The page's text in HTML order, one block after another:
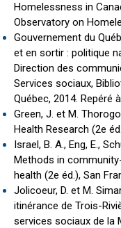
Homelessness in
Observatory on
Gouvernement du
et en sortir : politique
Direction des
Services sociaux,
Québec, 2014. Repéré
Green, J. et M.
Health Research (2e
Israel, B. A., Eng, E.,
Methods in
health (2e éd.), San
Jolicoeur, D. et M.
itinérance de Trois-
services sociaux de la